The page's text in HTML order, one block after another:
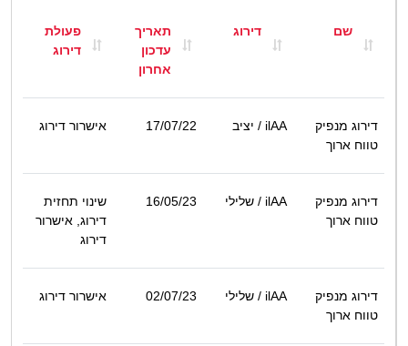
שם דירוג
תאריך
עדכון
אחרון
פעולת
דירוג
דירוג מנפיק
טווח ארוך
ilAA / יציב 17/07/22 אישרור דירוג
דירוג מנפיק
טווח ארוך
ilAA / שלילי 16/05/23
שינוי תחזית
דירוג, אישרור
דירוג
דירוג מנפיק
טווח ארוך
ilAA / שלילי 02/07/23 אישרור דירוג